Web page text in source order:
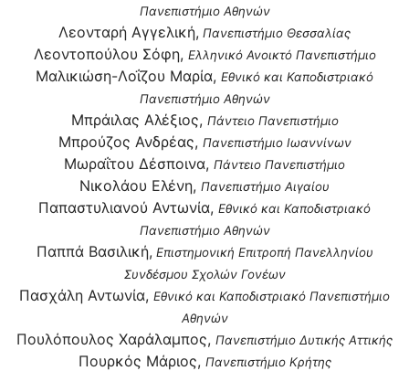
Πανεπιστήμιο Αθηνών
Λεονταρή Αγγελική, Πανεπιστήμιο Θεσσαλίας
Λεοντοπούλου Σόφη, Ελληνικό Ανοικτό Πανεπιστήμιο
Μαλικιώση-Λοΐζου Μαρία, Εθνικό και Καποδιστριακό
Πανεπιστήμιο Αθηνών
Μπράιλας Αλέξιος, Πάντειο Πανεπιστήμιο
Μπρούζος Ανδρέας, Πανεπιστήμιο Ιωαννίνων
Μωραΐτου Δέσποινα, Πάντειο Πανεπιστήμιο
Νικολάου Ελένη, Πανεπιστήμιο Αιγαίου
Παπαστυλιανού Αντωνία, Εθνικό και Καποδιστριακό
Πανεπιστήμιο Αθηνών
Παππά Βασιλική, Επιστημονική Επιτροπή Πανελληνίου
Συνδέσμου Σχολών Γονέων
Πασχάλη Αντωνία, Εθνικό και Καποδιστριακό Πανεπιστήμιο
Αθηνών
Πουλόπουλος Χαράλαμπος, Πανεπιστήμιο Δυτικής Αττικής
Πουρκός Μάριος, Πανεπιστήμιο Κρήτης